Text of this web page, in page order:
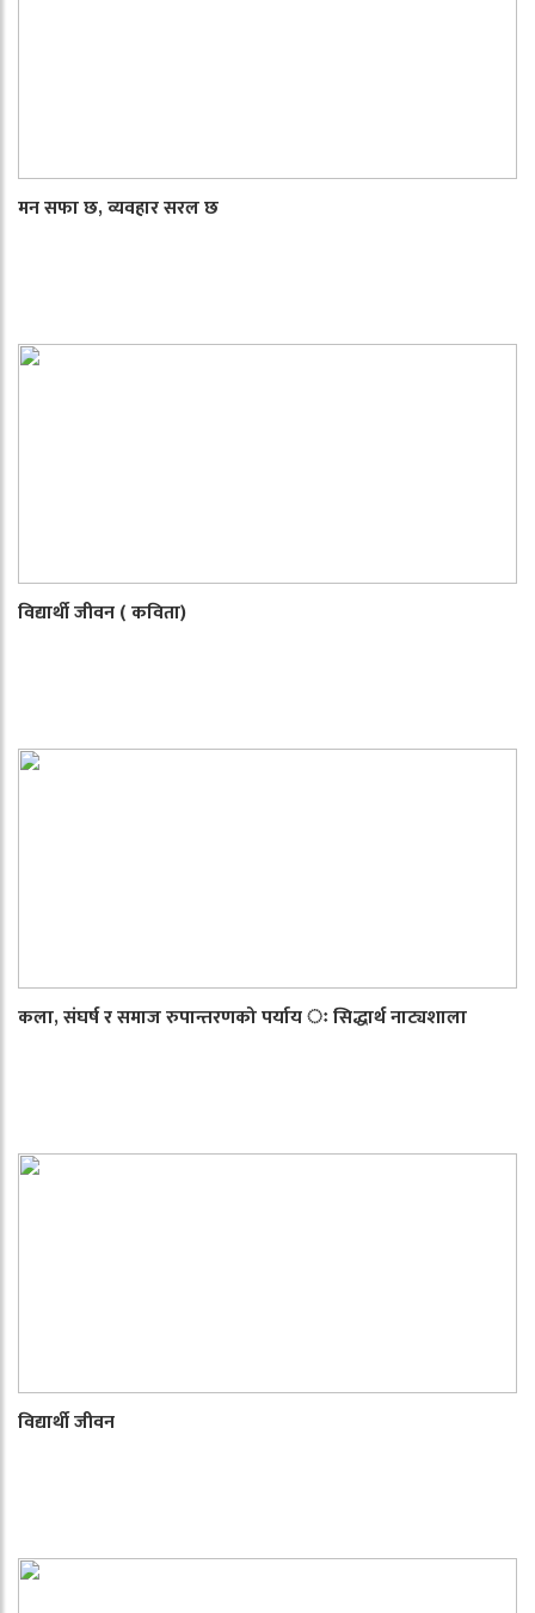
मन सफा छ, व्यवहार सरल छ
विद्यार्थी जीवन ( कविता)
कला, संघर्ष र समाज रुपान्तरणको पर्याय ः सिद्धार्थ नाट्यशाला
विद्यार्थी जीवन